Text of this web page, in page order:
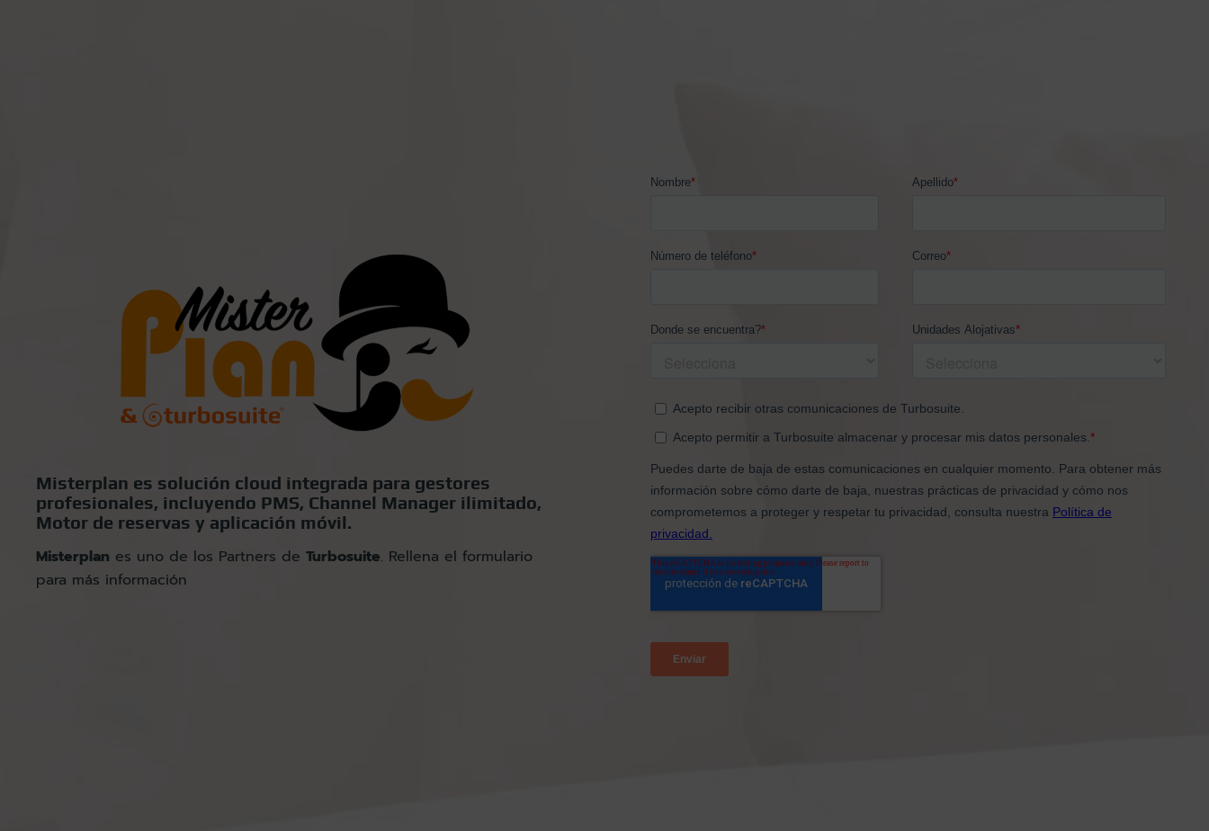
Misterplan es solución cloud integrada para gestores
profesionales, incluyendo PMS, Channel Manager ilimitado,
Motor de reservas y aplicación móvil.
Misterplan es uno de los Partners de Turbosuite. Rellena el formulario
para más información